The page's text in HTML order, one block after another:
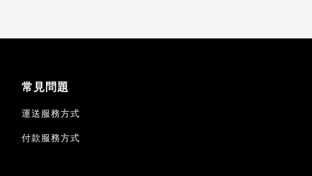
常見問題
運送服務方式
付款服務方式